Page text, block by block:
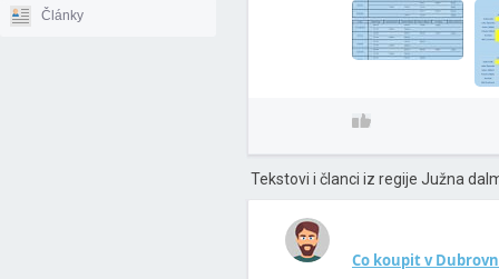
Články
Tekstovi i članci iz regije Južna
Co koupit v